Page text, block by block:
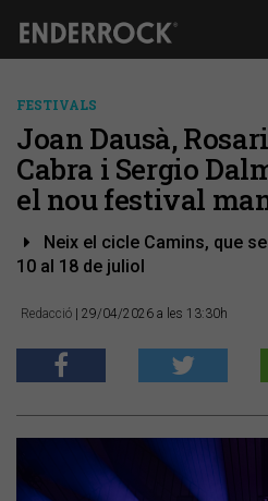
FESTIVALS
Joan Dausà,
Cabra i Sergio
el nou festival
Neix el cicle Camins, que
10 al 18 de juliol
Redacció | 29/04/2026 a les 13:30h